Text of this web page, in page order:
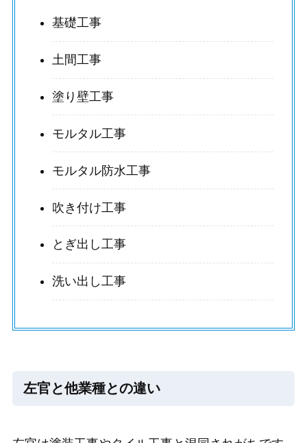
基礎工事
土間工事
塗り壁工事
モルタル工事
モルタル防水工事
吹き付け工事
とぎ出し工事
洗い出し工事
左官と他業種との違い